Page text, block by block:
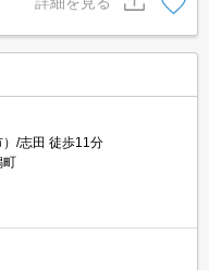
/志田 徒歩11分
町